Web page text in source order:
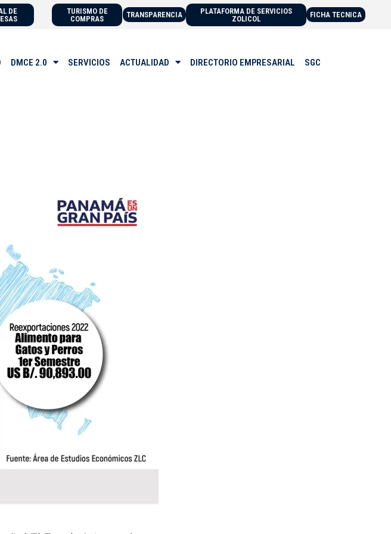
DE
TURISMO DE
COMPRAS
TRANSPARENCIA
PLATAFORMA DE SERVICIOS
ZOLICOL
FICHA TECNICA
DMCE 2.0 SERVICIOS ACTUALIDAD DIRECTORIO EMPRESARIAL SGC